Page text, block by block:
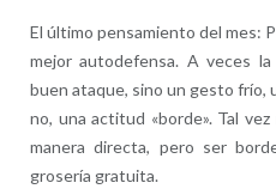
El último pensamiento del mes:
mejor autodefensa. A veces
buen ataque, sino un gesto frío,
no, una actitud «borde». Tal
manera directa, pero ser
grosería gratuita.